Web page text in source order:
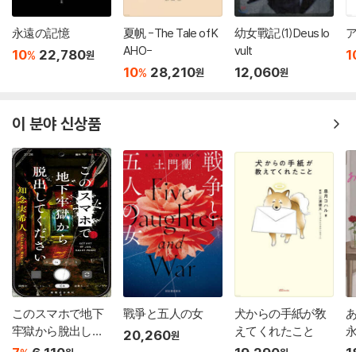
永遠の記憶
10% 22,780원
夏帆 -The Tale of K
AHO-
10% 28,210원
幼女戰記(1)Deus lo
vult
12,060원
이 분야 신상품
このスマホで地下
牢獄から脫出して
ください
戰爭と五人の女
20,260원
犬からの手紙が敎
えてくれたこと